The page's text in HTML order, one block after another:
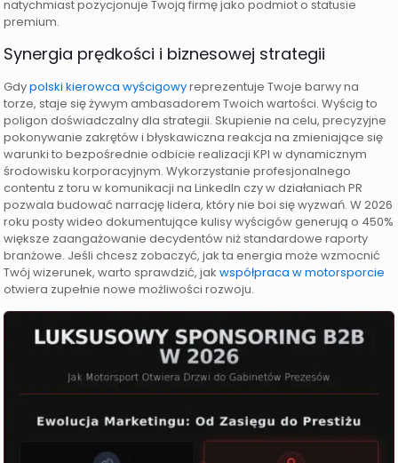
natychmiast pozycjonuje Twoją firmę jako podmiot o statusie
premium.
Synergia prędkości i biznesowej strategii
Gdypolski kierowca wyścigowyreprezentuje Twoje barwy na
torze, staje się żywym ambasadorem Twoich wartości. Wyścig to
poligon doświadczalny dla strategii. Skupienie na celu, precyzyjne
pokonywanie zakrętów i błyskawiczna reakcja na zmieniające się
warunki to bezpośrednie odbicie realizacji KPI w dynamicznym
środowisku korporacyjnym. Wykorzystanie profesjonalnego
contentu z toru w komunikacji na LinkedIn czy w działaniach PR
pozwala budować narrację lidera, który nie boi się wyzwań. W 2026
roku posty wideo dokumentujące kulisy wyścigów generują o 450%
większe zaangażowanie decydentów niż standardowe raporty
branżowe. Jeśli chcesz zobaczyć, jak ta energia może wzmocnić
Twój wizerunek, warto sprawdzić, jakwspółpraca w motorsporcie
otwiera zupełnie nowe możliwości rozwoju.